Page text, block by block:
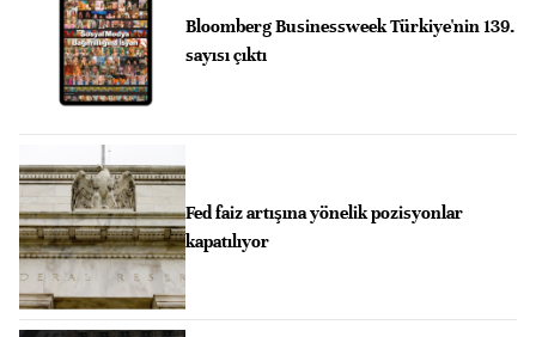
Bloomberg Businessweek Türkiye'nin 139.
sayısı çıktı
Fed faiz artışına yönelik pozisyonlar
kapatılıyor